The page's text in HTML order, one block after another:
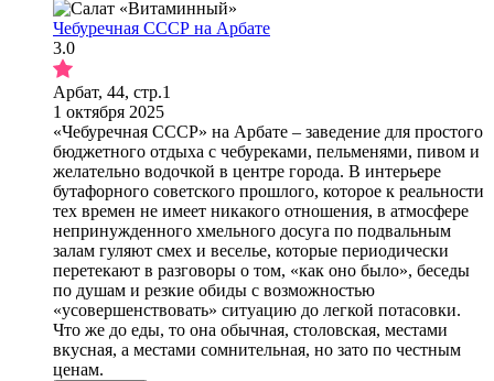
Чебуречная СССР на Арбате
3.0
Арбат, 44, стр.1
1 октября 2025
«Чебуречная СССР» на Арбате – заведение для простого
бюджетного отдыха с чебуреками, пельменями, пивом и
желательно водочкой в центре города. В интерьере
бутафорного советского прошлого, которое к реальности
тех времен не имеет никакого отношения, в атмосфере
непринужденного хмельного досуга по подвальным
залам гуляют смех и веселье, которые периодически
перетекают в разговоры о том, «как оно было», беседы
по душам и резкие обиды с возможностью
«усовершенствовать» ситуацию до легкой потасовки.
Что же до еды, то она обычная, столовская, местами
вкусная, а местами сомнительная, но зато по честным
ценам.